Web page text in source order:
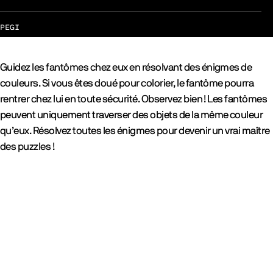
PEGI
Guidez les fantômes chez eux en résolvant des énigmes de
couleurs. Si vous êtes doué pour colorier, le fantôme pourra
rentrer chez lui en toute sécurité. Observez bien ! Les fantômes
peuvent uniquement traverser des objets de la même couleur
qu’eux. Résolvez toutes les énigmes pour devenir un vrai maître
des puzzles !